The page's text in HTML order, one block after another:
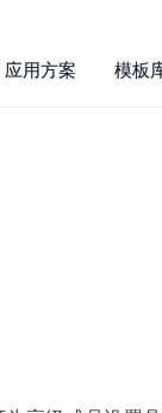
应用方案 模板